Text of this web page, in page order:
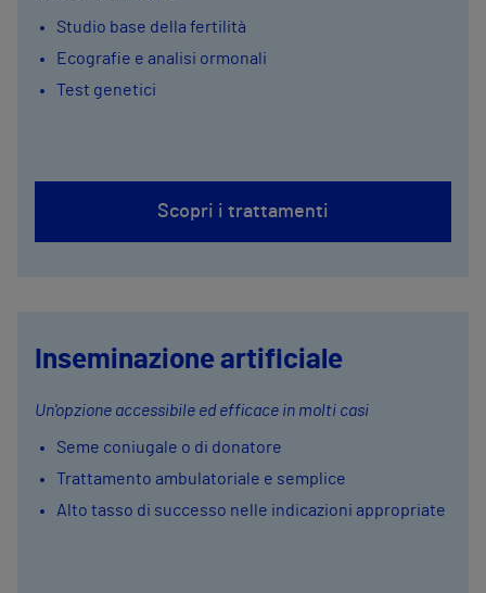
Studio base della fertilità
Ecografie e analisi ormonali
Test genetici
Scopri i trattamenti
Inseminazione artificiale
Un'opzione accessibile ed efficace in molti casi
Seme coniugale o di donatore
Trattamento ambulatoriale e semplice
Alto tasso di successo nelle indicazioni appropriate